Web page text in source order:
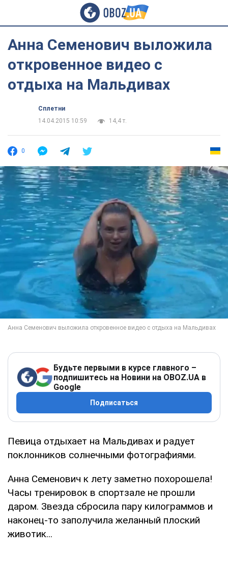
Анна Семенович выложила
откровенное видео с
отдыха на Мальдивах
Сплетни
14.04.2015 10:59
14,4 т.
0
Будьте первыми в курсе главного –
подпишитесь на Новини на OBOZ.UA в
Google
Подписаться
Певица отдыхает на Мальдивах и радует
поклонников солнечными фотографиями.
Анна Семенович к лету заметно похорошела!
Часы тренировок в спортзале не прошли
даром. Звезда сбросила пару килограммов и
наконец-то заполучила желанный плоский
животик...